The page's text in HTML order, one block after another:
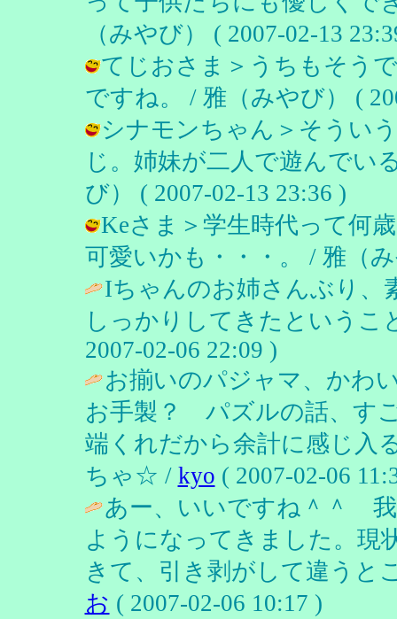
（みやび） ( 2007-02-13
てじおさま＞うちもそう
ですね。 / 雅（みやび） (
シナモンちゃん＞そうい
じ。姉妹が二人で遊んでい
び） ( 2007-02-13 23:36 )
Keさま＞学生時代って何
可愛いかも・・・。 / 雅（
Iちゃんのお姉さんぶり
しっかりしてきたという
2007-02-06 22:09 )
お揃いのパジャマ、かわ
お手製？ パズルの話、す
端くれだから余計に感じ入
ちゃ☆ / kyo ( 2007-02-06
あー、いいですね＾＾
ようになってきました。現
きて、引き剥がして違うと
お ( 2007-02-06 10:17 )